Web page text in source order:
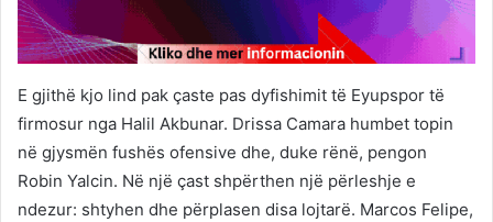
E gjithë kjo lind pak çaste pas dyfishimit të Eyupspor të
firmosur nga Halil Akbunar. Drissa Camara humbet topin
në gjysmën fushës ofensive dhe, duke rënë, pengon
Robin Yalcin. Në një çast shpërthen një përleshje e
ndezur: shtyhen dhe përplasen disa lojtarë. Marcos Felipe,